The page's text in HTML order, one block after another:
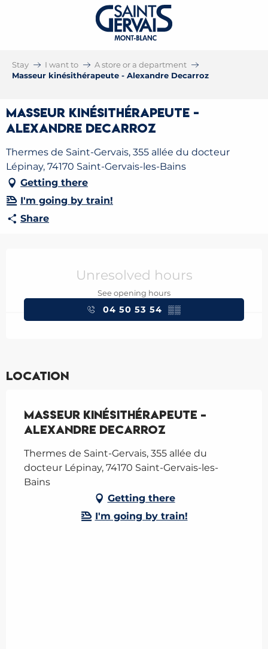
Stay I want to
A store or a department
Masseur kinésithérapeute - Alexandre Decarroz
Masseur kinésithérapeute -
Alexandre Decarroz
Thermes de Saint-Gervais, 355 allée du docteur
Lépinay, 74170 Saint-Gervais-les-Bains
Getting there
I'm going by train!
Share
Unresolved hours
See opening hours
04 50 53 54 ▒▒
Location
Masseur kinésithérapeute -
Alexandre Decarroz
Thermes de Saint-Gervais, 355 allée du
docteur Lépinay, 74170 Saint-Gervais-les-
Bains
Getting there
I'm going by train!